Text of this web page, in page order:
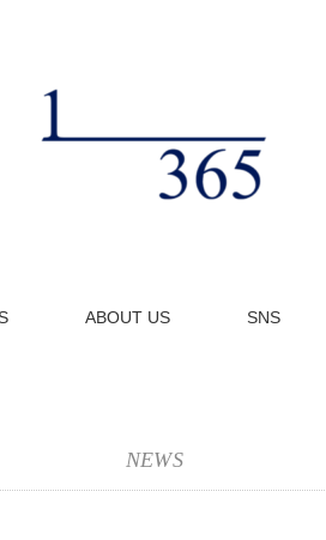
ABOUT US SNS
NEWS